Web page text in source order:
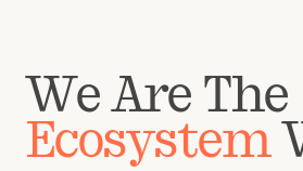
We Are The
Ecosystem